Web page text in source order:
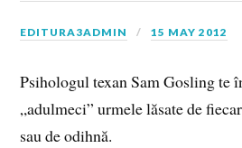
EDITURA3ADMIN 15 MAY 2012
Psihologul texan Sam Gosling te
„adulmeci” urmele lăsate de
sau de odihnă.